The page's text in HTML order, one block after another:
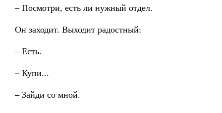
– Посмотри, есть ли нужный отдел.
Он заходит. Выходит радостный:
– Есть.
– Купи...
– Зайди со мной.